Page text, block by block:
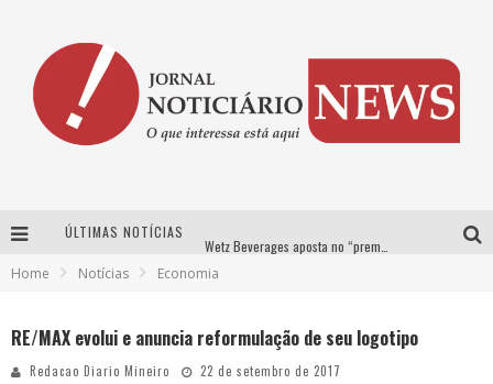
ÚLTIMAS NOTÍCIAS
Home Notícias Economia
RE/MAX evolui e anuncia reformulação de seu logotipo
Redacao Diario Mineiro
22 de setembro de 2017